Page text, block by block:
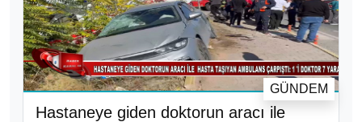
Hastaneye giden doktorun aracı ile
GÜNDEM